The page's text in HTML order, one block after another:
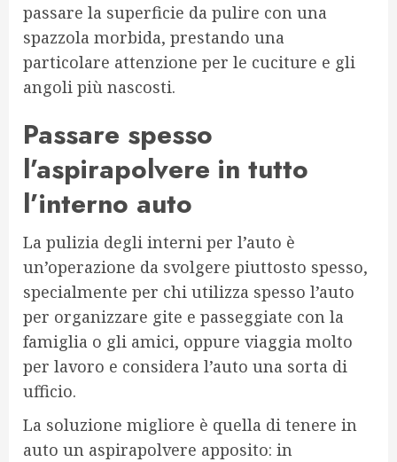
passare la superficie da pulire con una
spazzola morbida, prestando una
particolare attenzione per le cuciture e gli
angoli più nascosti.
Passare spesso
l’aspirapolvere in tutto
l’interno auto
La pulizia degli interni per l’auto è
un’operazione da svolgere piuttosto spesso,
specialmente per chi utilizza spesso l’auto
per organizzare gite e passeggiate con la
famiglia o gli amici, oppure viaggia molto
per lavoro e considera l’auto una sorta di
ufficio.
La soluzione migliore è quella di tenere in
auto un aspirapolvere apposito: in